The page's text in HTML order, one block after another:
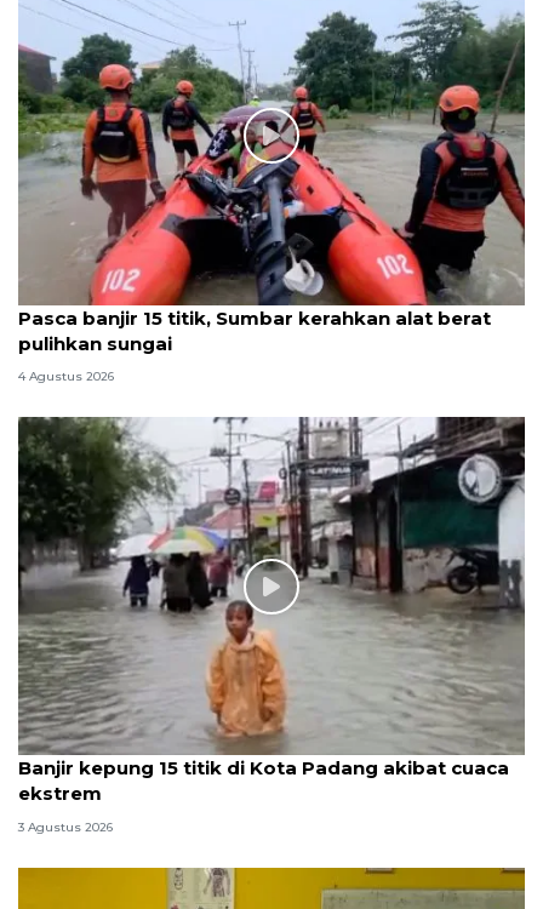
Pasca banjir 15 titik, Sumbar kerahkan alat berat
pulihkan sungai
4 Agustus 2026
Banjir kepung 15 titik di Kota Padang akibat cuaca
ekstrem
3 Agustus 2026